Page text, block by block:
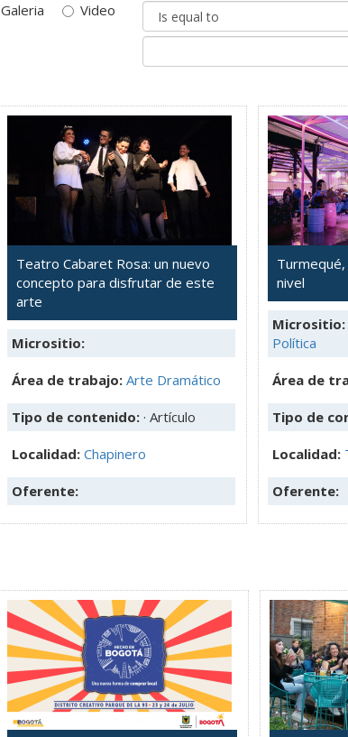
Galeria Video
Teatro Cabaret Rosa: un nuevo
concepto para disfrutar de este
arte
Micrositio:
Área de trabajo: Arte Dramático
Tipo de contenido: · Artículo
Localidad: Chapinero
Oferente:
nivel
Micrositio:
Política
Área de
Tipo de
Localidad:
Oferente: